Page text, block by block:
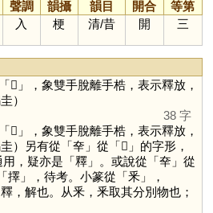
聲調 韻攝 韻目 開合
等第
入 梗 清/昔 開 三
𠬜 」，象雙手脫離手梏，表示釋放，
）
38 字
𠬜 」，象雙手脫離手梏，表示釋放，
）另有從「㚔 」從「𠬞 」的字形，
用，疑亦是「釋」。或說從「㚔 」從
擇」，待考。小篆從「釆」，
，解也。从釆，釆取其分別物也；